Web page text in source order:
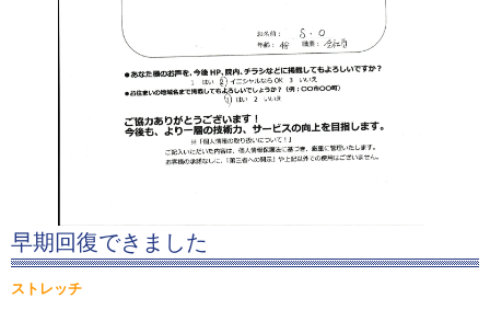
早期回復できました
ストレッチ